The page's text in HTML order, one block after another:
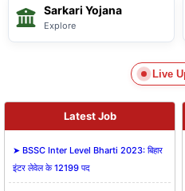
Sarkari Yojana
Explore
Live
Latest Job
➤ BSSC Inter Level Bharti 2023: बिहार
इंटर लेवेल के 12199 पद